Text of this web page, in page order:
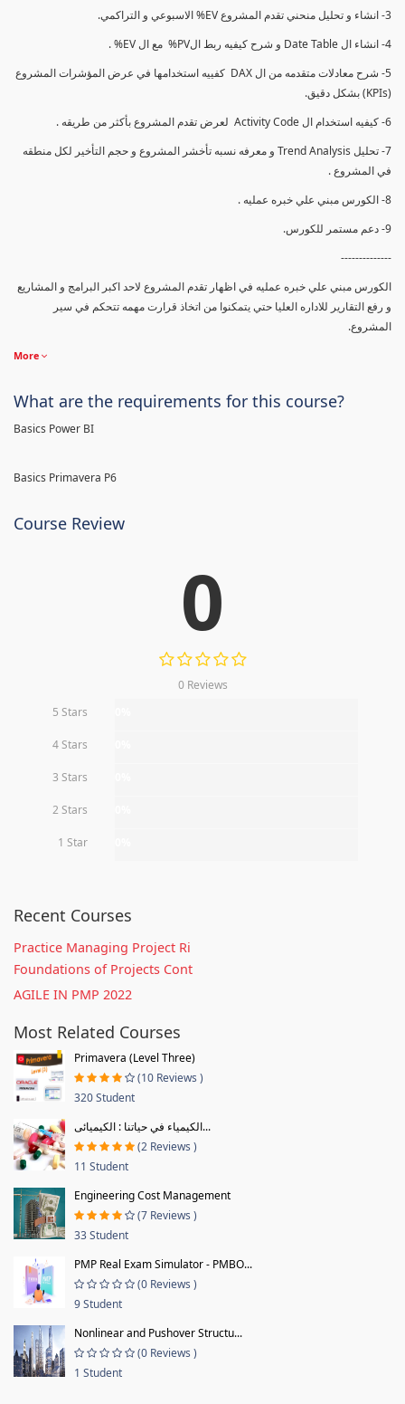
3- انشاء و تحليل منحني تقدم المشروع EV% الاسبوعي و التراكمي.
4- انشاء ال Date Table و شرح كيفيه ربط الPV% مع ال EV% .
5- شرح معادلات متقدمه من ال DAX كفييه استخدامها في عرض المؤشرات المشروع
(KPIs) بشكل دقيق.
6- كيفيه استخدام ال Activity Code لعرض تقدم المشروع بأكثر من طريقه .
7- تحليل Trend Analysis و معرفه نسبه تأخشر المشروع و حجم التأخير لكل منطقه
في المشروع .
8- الكورس مبني علي خبره عمليه .
9- دعم مستمر للكورس.
--------------
الكورس مبني علي خبره عمليه في اظهار تقدم المشروع لاحد اكبر البرامج و المشاريع
و رفع التقارير للاداره العليا حتي يتمكنوا من اتخاذ قرارت مهمه تتحكم في سير
المشروع.
More
What are the requirements for this course?
Basics Power BI
Basics Primavera P6
Course Review
0
0 Reviews
5 Stars
4 Stars
3 Stars
2 Stars
1 Star
Recent Courses
Practice Managing Project Ri
Foundations of Projects Cont
AGILE IN PMP 2022
Most Related Courses
Primavera (Level Three)
(10 Reviews )
320 Student
الكيمياء في حياتنا : الكيميائى...
(2 Reviews )
11 Student
Engineering Cost Management
(7 Reviews )
33 Student
PMP Real Exam Simulator - PMBO...
(0 Reviews )
9 Student
Nonlinear and Pushover Structu...
(0 Reviews )
1 Student